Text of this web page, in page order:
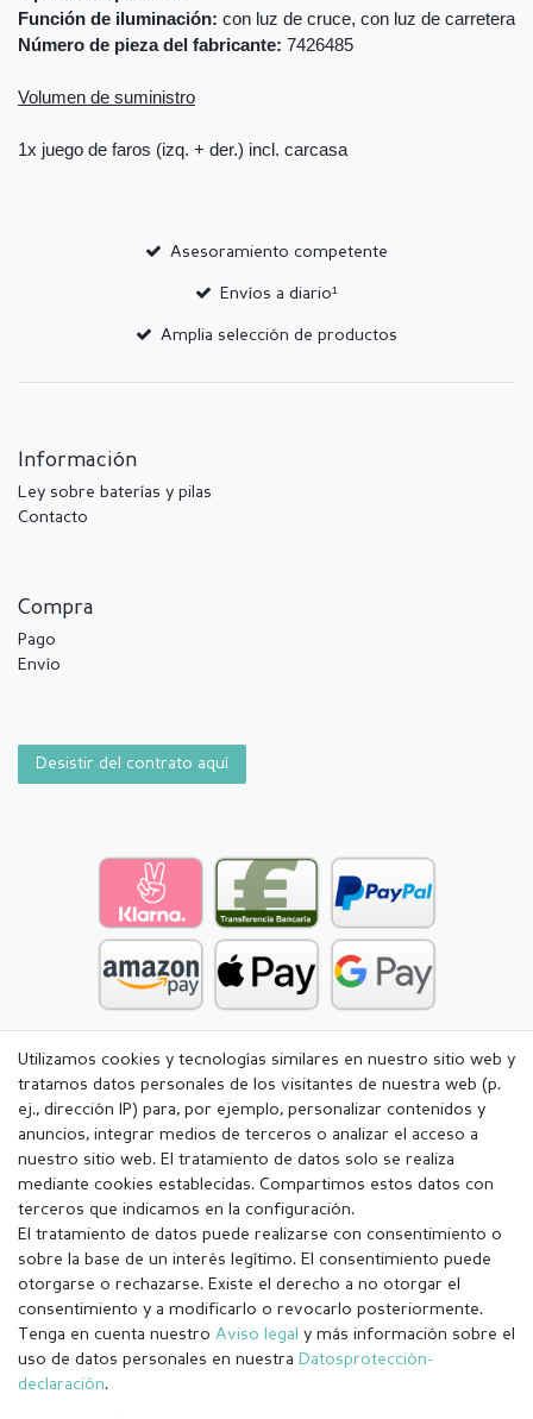
Función de iluminación: con luz de cruce, con luz de carretera
Número de pieza del fabricante: 7426485
Volumen de suministro
1x juego de faros (izq. + der.) incl. carcasa
Asesoramiento competente
Envíos a diario¹
Amplia selección de productos
Información
Ley sobre baterías y pilas
Contacto
Compra
Pago
Envío
Desistir del contrato aquí
Aviso legal Política de Privacidad
Utilizamos cookies y tecnologías similares en nuestro sitio web y
tratamos datos personales de los visitantes de nuestra web (p.
ej., dirección IP) para, por ejemplo, personalizar contenidos y
anuncios, integrar medios de terceros o analizar el acceso a
nuestro sitio web. El tratamiento de datos solo se realiza
mediante cookies establecidas. Compartimos estos datos con
terceros que indicamos en la configuración.
El tratamiento de datos puede realizarse con consentimiento o
sobre la base de un interés legítimo. El consentimiento puede
otorgarse o rechazarse. Existe el derecho a no otorgar el
consentimiento y a modificarlo o revocarlo posteriormente.
Tenga en cuenta nuestro Aviso legal y más información sobre el
uso de datos personales en nuestra Datos­protección­
declaración.